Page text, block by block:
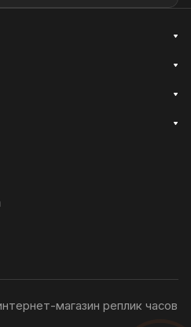
магазин реплик часов